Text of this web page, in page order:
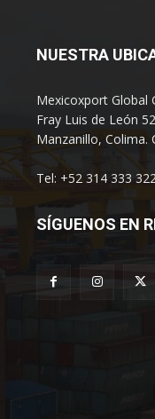
NUESTRA
Mexicoxport Global
Fray Luis de León
Manzanillo, Colima.
Tel: +52 314 333
SÍGUENOS EN